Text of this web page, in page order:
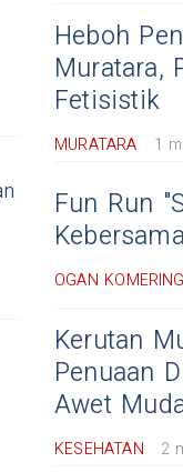
Heboh
Muratara,
Fetisistik
MURATARA 1
Fun Run
OGAN
Kerutan
Penuaan
Awet
KESEHATAN 2